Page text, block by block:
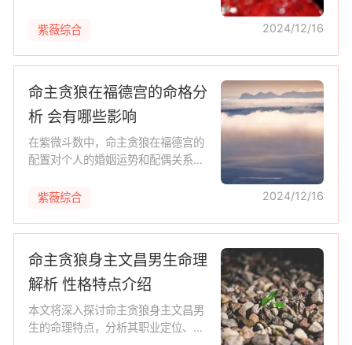
析他们在社交场合的表现以及与不同
紫薇综合 2024/12/16
命主贪狼在福德宫的命格分
析 会有哪些影响
在紫微斗数中，命主贪狼在福德宫的
配置对个人的婚姻运势和配偶关系有
命盘的特点，分析命主在婚姻中的态
紫薇综合 2024/12/16
命主贪狼身主文昌男生命理
解析 性格特点介绍
本文将深入探讨命主贪狼身主文昌男
生的命理特点，分析其职业定位、学